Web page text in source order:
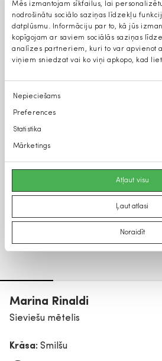
Mēs izmantojam sīkfailus, lai
nodrošinātu sociālo saziņas līdzekļu
datplūsmu. Informāciju par to, kā jūs
kopīgojam ar saviem sociālās saziņas
analīzes partneriem, kuri to var apvienot
viņiem sniedzat vai ko viņi apkopo, kad
Piekrišanas
izvēle
Nepieciešams
Preferences
Statistika
Mārketings
Atļaut visu
Ļaut atlasi
Noraidīt
Marina Rinaldi
Sieviešu mētelis
Krāsa: Smilšu